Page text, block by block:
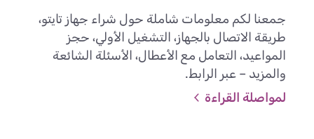
جمعنا لكم معلومات شاملة حول شراء جهاز تايتو،
طريقة الاتصال بالجهاز، التشغيل الأولي، حجز
المواعيد، التعامل مع الأعطال، الأسئلة الشائعة
والمزيد – عبر الرابط.
لمواصلة القراءة